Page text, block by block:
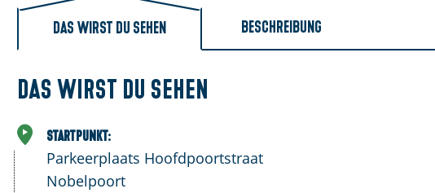
Das wirst du sehen Beschreibung
Das wirst du sehen
Startpunkt:
Parkeerplaats Hoofdpoortstraat
Nobelpoort